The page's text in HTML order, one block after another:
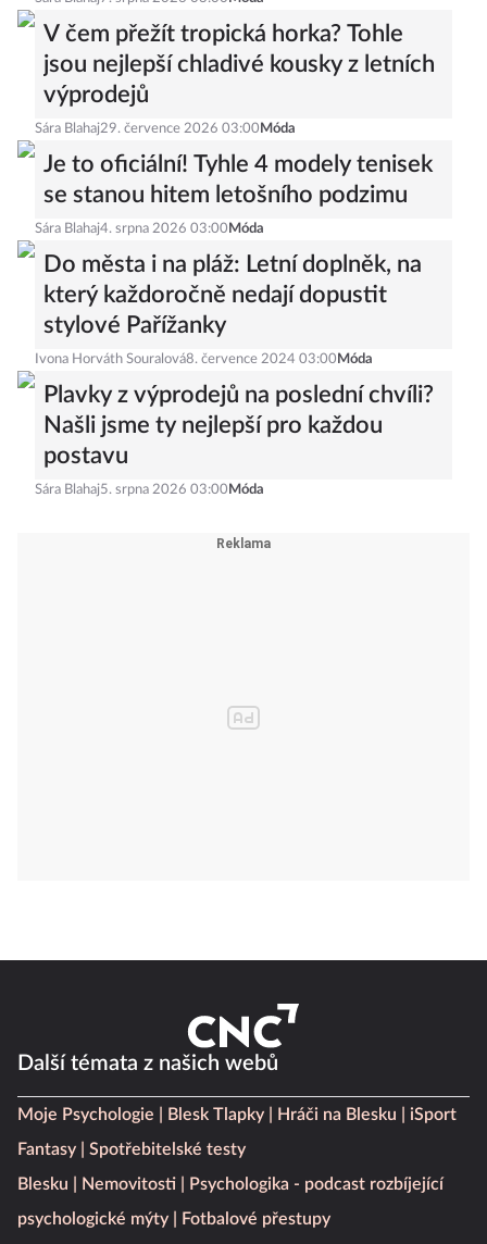
V čem přežít tropická horka? Tohle
jsou nejlepší chladivé kousky z letních
výprodejů
Sára Blahaj29. července 2026 03:00 Móda
Je to oficiální! Tyhle 4 modely tenisek
se stanou hitem letošního podzimu
Sára Blahaj4. srpna 2026 03:00 Móda
Do města i na pláž: Letní doplněk, na
který každoročně nedají dopustit
stylové Pařížanky
Ivona Horváth Souralová8. července 2024 03:00 Móda
Plavky z výprodejů na poslední chvíli?
Našli jsme ty nejlepší pro každou
postavu
Sára Blahaj5. srpna 2026 03:00 Móda
Další témata z našich webů
Moje Psychologie Blesk Tlapky Hráči na Blesku
iSport
Fantasy
Spotřebitelské testy
Blesku
Nemovitosti
Psychologika - podcast rozbíjející
psychologické mýty
Fotbalové přestupy